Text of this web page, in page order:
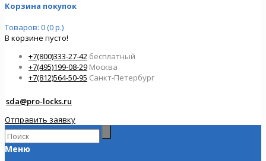
Корзина покупок
Товаров: 0 (0 р.)
В корзине пусто!
+7(800)333-27-42 бесплатный
+7(495)199-08-29 Москва
+7(812)564-50-95 Санкт-Петербург
sda@pro-locks.ru
Отправить заявку
Меню